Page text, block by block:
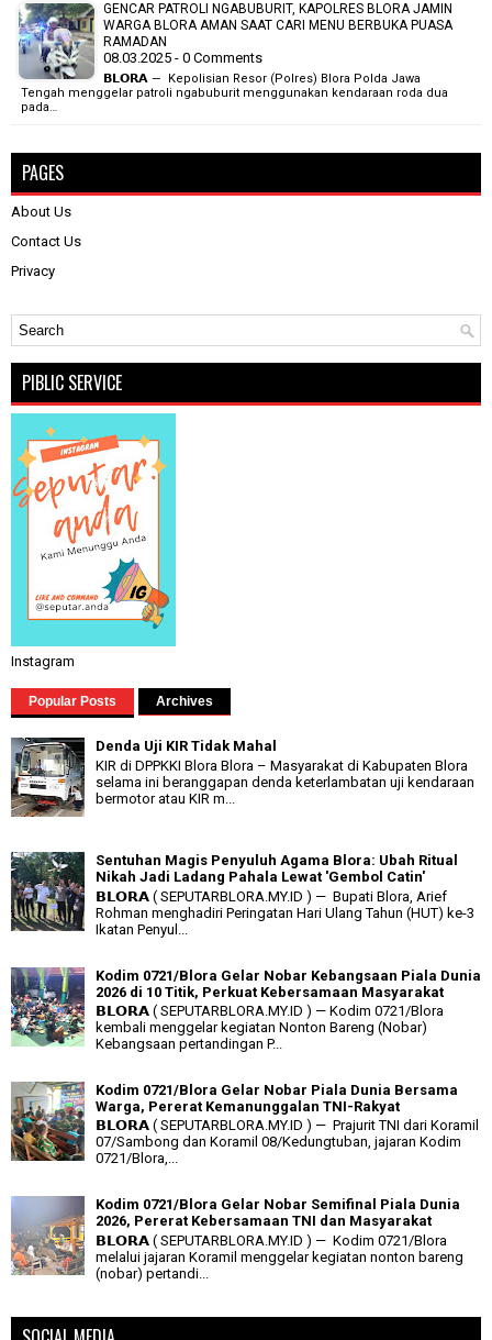
GENCAR PATROLI NGABUBURIT, KAPOLRES BLORA JAMIN
WARGA BLORA AMAN SAAT CARI MENU BERBUKA PUASA
RAMADAN
08.03.2025 - 0 Comments
𝗕𝗟𝗢𝗥𝗔 — Kepolisian Resor (Polres) Blora Polda Jawa
Tengah menggelar patroli ngabuburit menggunakan kendaraan roda dua
pada…
PAGES
About Us
Contact Us
Privacy
PIBLIC SERVICE
Instagram
Popular Posts Archives
Denda Uji KIR Tidak Mahal
KIR di DPPKKI Blora Blora – Masyarakat di Kabupaten Blora
selama ini beranggapan denda keterlambatan uji kendaraan
bermotor atau KIR m...
Sentuhan Magis Penyuluh Agama Blora: Ubah Ritual
Nikah Jadi Ladang Pahala Lewat 'Gembol Catin'
𝗕𝗟𝗢𝗥𝗔 ( SEPUTARBLORA.MY.ID ) — Bupati Blora, Arief
Rohman menghadiri Peringatan Hari Ulang Tahun (HUT) ke-3
Ikatan Penyul...
Kodim 0721/Blora Gelar Nobar Kebangsaan Piala Dunia
2026 di 10 Titik, Perkuat Kebersamaan Masyarakat
𝗕𝗟𝗢𝗥𝗔 ( SEPUTARBLORA.MY.ID ) — Kodim 0721/Blora
kembali menggelar kegiatan Nonton Bareng (Nobar)
Kebangsaan pertandingan P...
Kodim 0721/Blora Gelar Nobar Piala Dunia Bersama
Warga, Pererat Kemanunggalan TNI-Rakyat
𝗕𝗟𝗢𝗥𝗔 ( SEPUTARBLORA.MY.ID ) — Prajurit TNI dari Koramil
07/Sambong dan Koramil 08/Kedungtuban, jajaran Kodim
0721/Blora,...
Kodim 0721/Blora Gelar Nobar Semifinal Piala Dunia
2026, Pererat Kebersamaan TNI dan Masyarakat
𝗕𝗟𝗢𝗥𝗔 ( SEPUTARBLORA.MY.ID ) — Kodim 0721/Blora
melalui jajaran Koramil menggelar kegiatan nonton bareng
(nobar) pertandi...